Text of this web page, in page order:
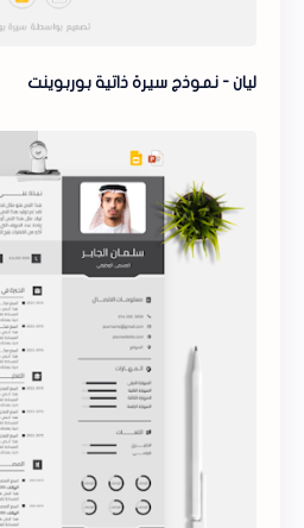
ليان - نموذج سيرة ذاتية بوربوينت